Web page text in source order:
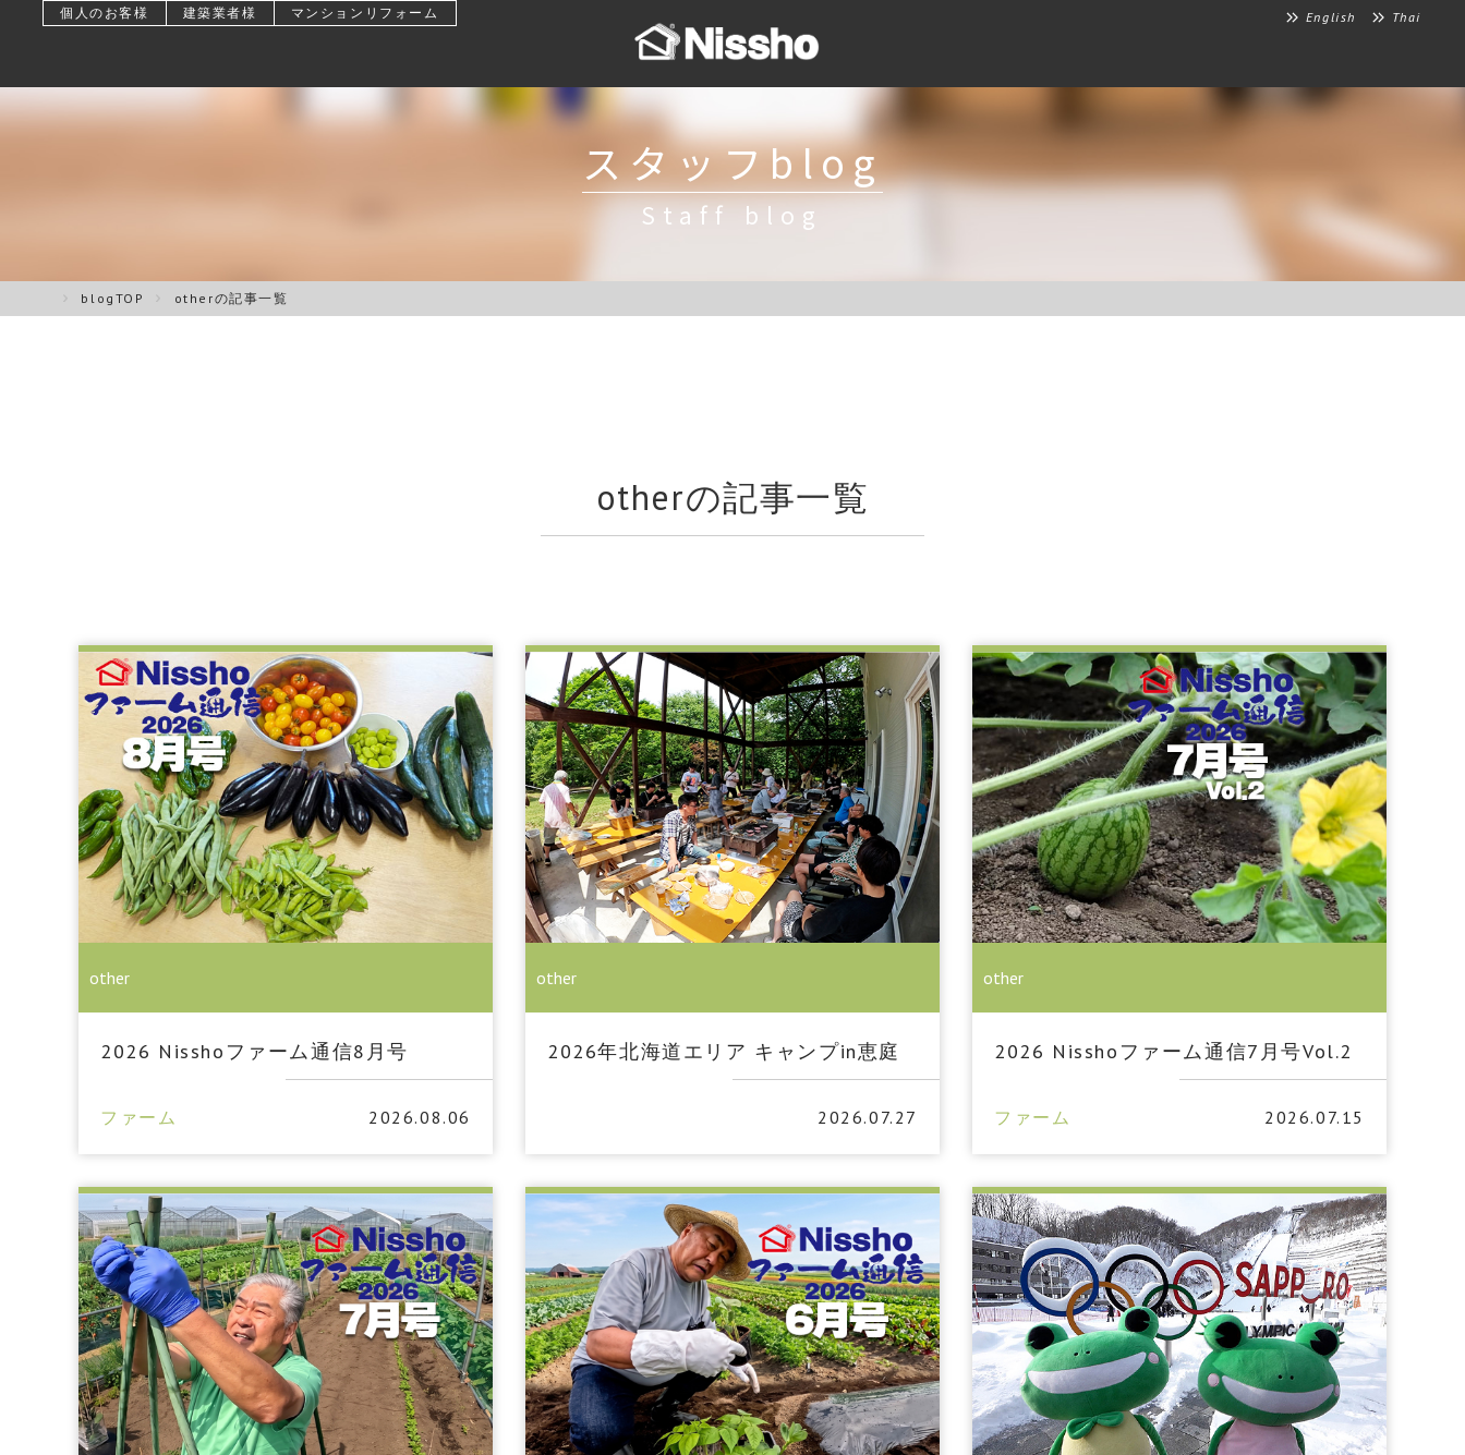
個人のお客様 建築業者様 マンションリフォーム English Thai
スタッフblog
Staff blog
blogTOP otherの記事一覧
otherの記事一覧
other
2026 Nisshoファーム通信8月号
2026.08.06
ファーム
other
2026年北海道エリア キャンプin恵庭
2026.07.27
other
2026 Nisshoファーム通信7月号Vol.2
2026.07.15
ファーム